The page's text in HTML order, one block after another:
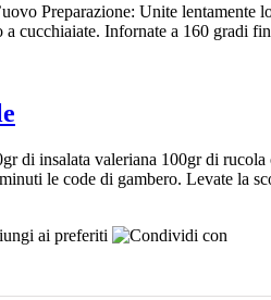
Preparazione: Unite
cucchiaiate. Infornate a 160 gradi
di insalata valeriana 100gr di
le code di gambero. Levate la